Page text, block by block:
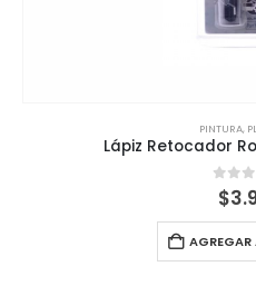
PINTURA,
Lápiz Retocador
0$
AGREGAR